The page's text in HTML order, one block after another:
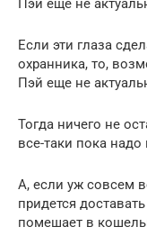
Если эти глаза
охранника, то,
Пэй еще не
Тогда ничего не
все-таки пока надо
А, если уж совсем
придется
помешает в